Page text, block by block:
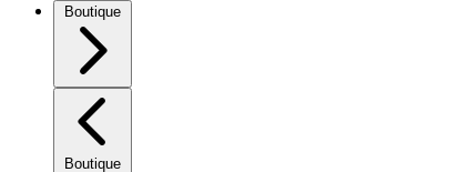
Boutique
Boutique